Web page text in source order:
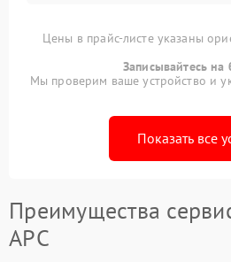
Цены в прайс-листе указаны
Записывайтесь на
Мы проверим ваше устройство и
Показать все
Преимущества
APC